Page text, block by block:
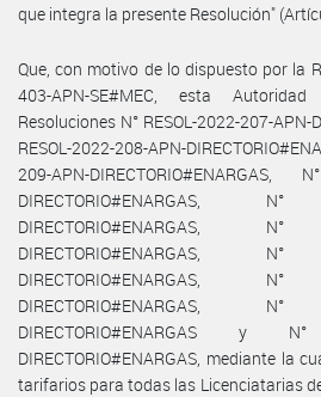
que integra la presente Resolución"
Que, con motivo de lo dispuesto por la
403-APN-SE#MEC, esta
Resoluciones N° RESOL-2022-207-APN-
RESOL-2022-208-APN-
209-APN-DIRECTORIO#ENARGAS,
DIRECTORIO#ENARGAS, N°
DIRECTORIO#ENARGAS, N°
DIRECTORIO#ENARGAS, N°
DIRECTORIO#ENARGAS, N°
DIRECTORIO#ENARGAS, N°
DIRECTORIO#ENARGAS y N°
DIRECTORIO#ENARGAS, mediante la
tarifarios para todas las Licenciatarias